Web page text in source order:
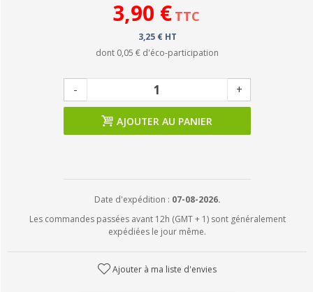
3,90 € TTC
3,25 € HT
dont 0,05 € d'éco-participation
- +
AJOUTER AU PANIER
Date d'expédition : 07-08-2026.
Les commandes passées avant 12h (GMT + 1) sont généralement
expédiées le jour même.
Ajouter à ma liste d'envies